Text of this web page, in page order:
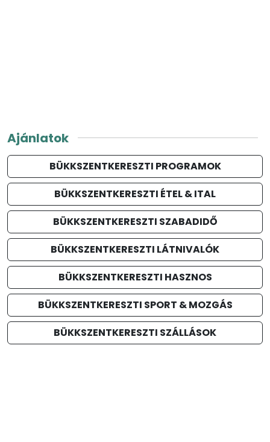
Ajánlatok
BÜKKSZENTKERESZTI PROGRAMOK
BÜKKSZENTKERESZTI ÉTEL & ITAL
BÜKKSZENTKERESZTI SZABADIDŐ
BÜKKSZENTKERESZTI LÁTNIVALÓK
BÜKKSZENTKERESZTI HASZNOS
BÜKKSZENTKERESZTI SPORT & MOZGÁS
BÜKKSZENTKERESZTI SZÁLLÁSOK